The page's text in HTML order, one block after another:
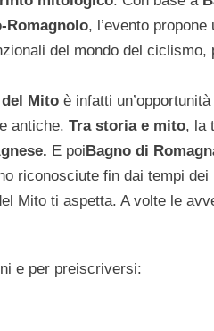
Romagnolo, l’evento
del mondo del ciclismo,
Mito è infatti
antiche. Tra storia e mito, la
E poi Bagno di
riconosciute fin dai tempi dei
Mito ti aspetta. A volte le
e per preiscriversi: